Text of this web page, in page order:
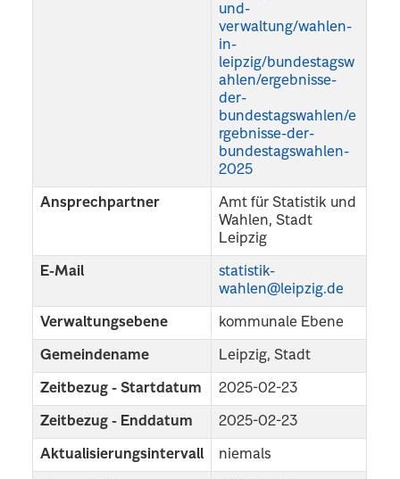
und-
verwaltung/wahlen-
in-
leipzig/bundestagsw
ahlen/ergebnisse-
der-
bundestagswahlen/e
rgebnisse-der-
bundestagswahlen-
2025
Ansprechpartner
Amt für Statistik und
Wahlen, Stadt
Leipzig
E-Mail
statistik-
wahlen@leipzig.de
Verwaltungsebene kommunale Ebene
Gemeindename Leipzig, Stadt
Zeitbezug - Startdatum 2025-02-23
Zeitbezug - Enddatum 2025-02-23
Aktualisierungsintervall niemals